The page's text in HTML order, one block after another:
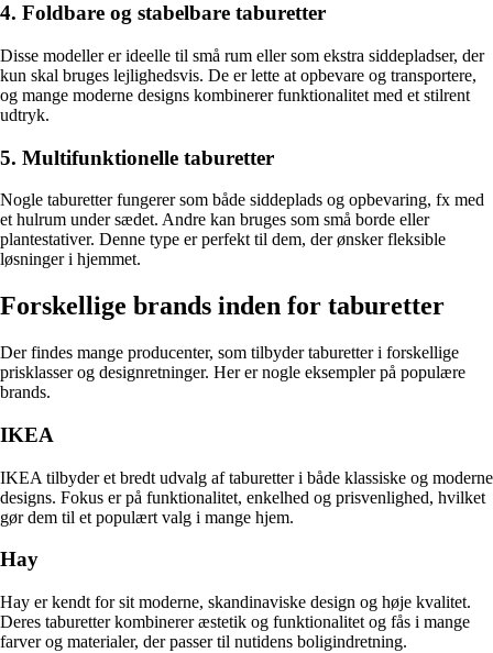
4. Foldbare og stabelbare taburetter
Disse modeller er ideelle til små rum eller som ekstra siddepladser, der
kun skal bruges lejlighedsvis. De er lette at opbevare og transportere,
og mange moderne designs kombinerer funktionalitet med et stilrent
udtryk.
5. Multifunktionelle taburetter
Nogle taburetter fungerer som både siddeplads og opbevaring, fx med
et hulrum under sædet. Andre kan bruges som små borde eller
plantestativer. Denne type er perfekt til dem, der ønsker fleksible
løsninger i hjemmet.
Forskellige brands inden for taburetter
Der findes mange producenter, som tilbyder taburetter i forskellige
prisklasser og designretninger. Her er nogle eksempler på populære
brands.
IKEA
IKEA tilbyder et bredt udvalg af taburetter i både klassiske og moderne
designs. Fokus er på funktionalitet, enkelhed og prisvenlighed, hvilket
gør dem til et populært valg i mange hjem.
Hay
Hay er kendt for sit moderne, skandinaviske design og høje kvalitet.
Deres taburetter kombinerer æstetik og funktionalitet og fås i mange
farver og materialer, der passer til nutidens boligindretning.